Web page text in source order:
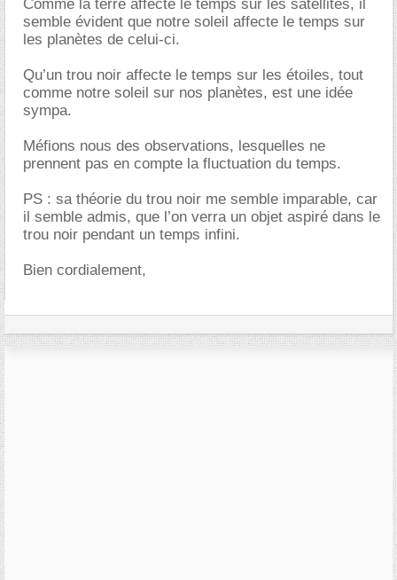
Comme la terre affecte le temps sur les satellites, il
semble évident que notre soleil affecte le temps sur
les planètes de celui-ci.
Qu’un trou noir affecte le temps sur les étoiles, tout
comme notre soleil sur nos planètes, est une idée
sympa.
Méfions nous des observations, lesquelles ne
prennent pas en compte la fluctuation du temps.
PS : sa théorie du trou noir me semble imparable, car
il semble admis, que l’on verra un objet aspiré dans le
trou noir pendant un temps infini.
Bien cordialement,